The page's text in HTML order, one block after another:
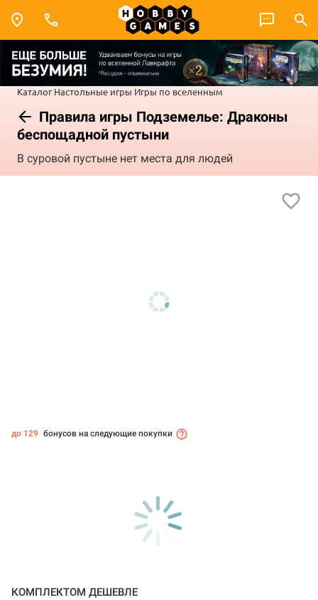
Каталог Настольные игры Игры по вселенным
Правила игры Подземелье: Драконы
беспощадной пустыни
В суровой пустыне нет места для людей
до 129 бонусов на следующие покупки
КОМПЛЕКТОМ ДЕШЕВЛЕ